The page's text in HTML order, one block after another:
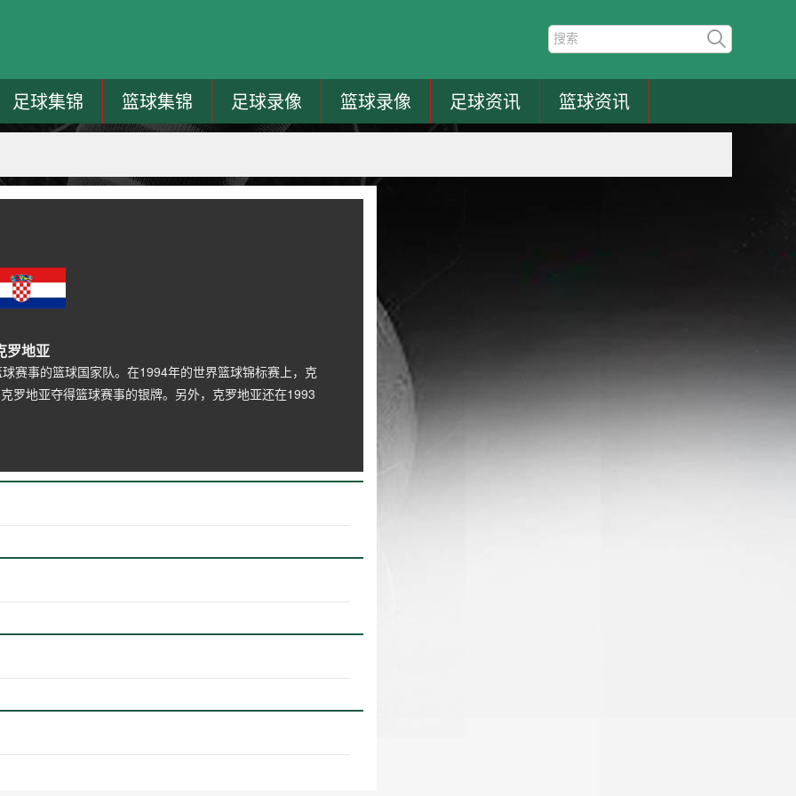
足球集锦 篮球集锦 足球录像 篮球录像 足球资讯 篮球资讯
罗地亚
事的篮球国家队。在1994年的世界篮球锦标赛上，克
罗地亚夺得篮球赛事的银牌。另外，克罗地亚还在1993